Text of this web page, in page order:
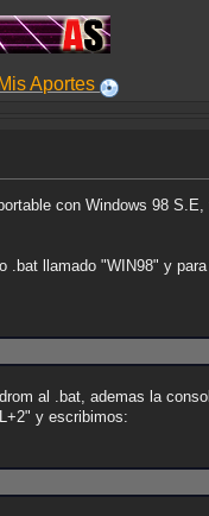
con Windows 98
llamado "WIN98" y
al .bat, ademas la
y escribimos: